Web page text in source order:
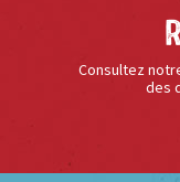
Consultez
des